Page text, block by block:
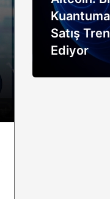
Kuantuma
Satış
Ediyor